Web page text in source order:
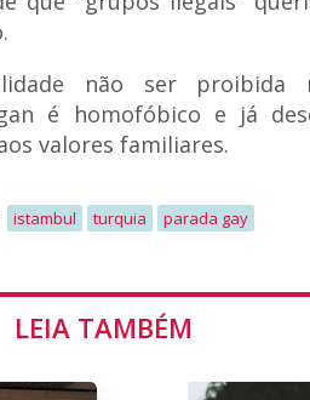
não ser
é homofóbico e já
valores familiares.
istambul turquia parada gay
LEIA TAMBÉM